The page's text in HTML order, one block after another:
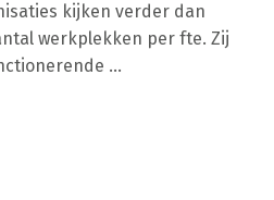
kijken verder dan
werkplekken per fte. Zij
...